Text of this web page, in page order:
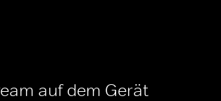
auf dem Gerät